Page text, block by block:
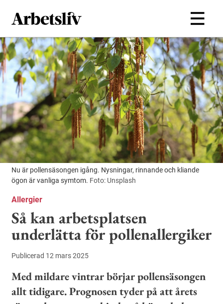
Hoppa till huvudinnehållet
Nu är pollensäsongen igång. Nysningar, rinnande och kliande
ögon är vanliga symtom. Foto: Unsplash
Allergier
Så kan arbetsplatsen
underlätta för pollenallergiker
Publicerad 12 mars 2025
Med mildare vintrar börjar pollensäsongen
allt tidigare. Prognosen tyder på att årets